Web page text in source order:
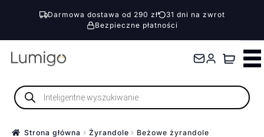
Darmowa dostawa od 290 zł
31 dni na zwrot
Bezpieczne płatności
Przejdź
nawigacji
Przejdź
treściWyszukiwarka
produktów
Strona główna Żyrandole Beżowe żyrandole